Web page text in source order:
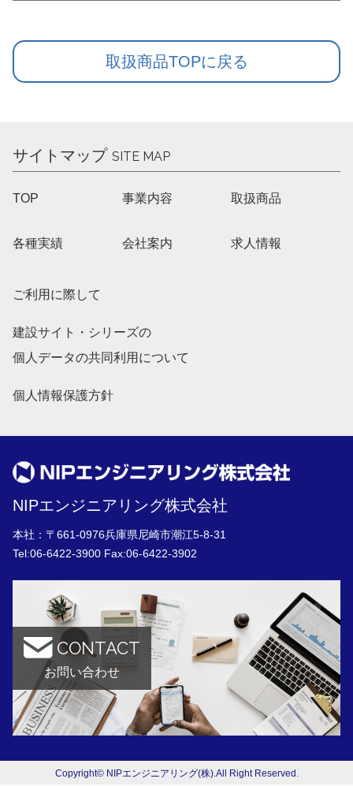
取扱商品TOPに戻る
サイトマップ SITE MAP
TOP 事業内容 取扱商品
各種実績 会社案内 求人情報
ご利用に際して
建設サイト・シリーズの
個人データの共同利用について
個人情報保護方針
NIPエンジニアリング株式会社
本社：〒661-0976兵庫県尼崎市潮江5-8-31
Tel:06-6422-3900 Fax:06-6422-3902
CONTACT
お問い合わせ
Copyright© NIPエンジニアリング(株).All Right Reserved.